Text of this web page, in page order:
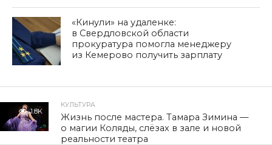
«Кинули» на удаленке:
в Свердловской области
прокуратура помогла менеджеру
из Кемерово получить зарплату
1.8K
КУЛЬТУРА
Жизнь после мастера. Тамара Зимина —
о магии Коляды, слёзах в зале и новой
реальности театра